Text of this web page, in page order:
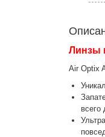
Линзы
Air Optix
всего